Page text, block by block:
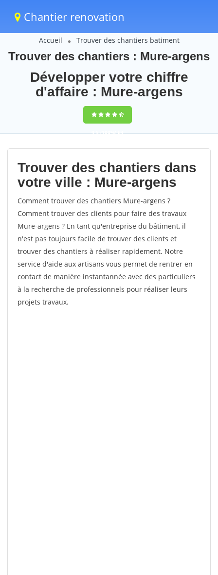
Chantier renovation
Accueil Trouver des chantiers batiment
Trouver des chantiers : Mure-argens
Développer votre chiffre
d'affaire : Mure-argens
9,5(100%)64
votes
Trouver des chantiers dans
votre ville : Mure-argens
Comment trouver des chantiers Mure-argens ?
Comment trouver des clients pour faire des travaux
Mure-argens ? En tant qu'entreprise du bâtiment, il
n'est pas toujours facile de trouver des clients et
trouver des chantiers à réaliser rapidement. Notre
service d'aide aux artisans vous permet de rentrer en
contact de manière instantannée avec des particuliers
à la recherche de professionnels pour réaliser leurs
projets travaux.